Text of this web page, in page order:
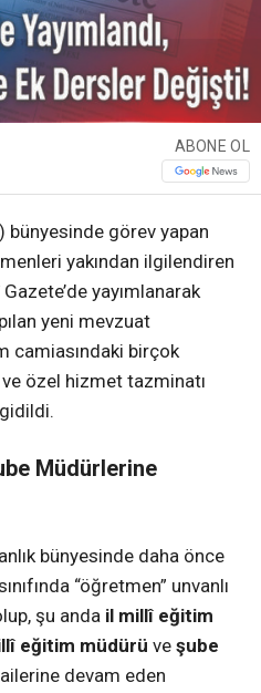
ABONE OL
bünyesinde görev yapan
yakından ilgilendiren
yayımlanarak
yeni mevzuat
camiasındaki birçok
özel hizmet tazminatı
Müdürlerine
bünyesinde daha önce
“öğretmen” unvanlı
şu anda il millî eğitim
eğitim müdürü ve şube
devam eden